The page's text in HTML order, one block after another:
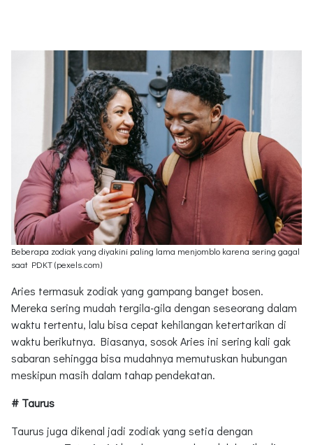
Beberapa zodiak yang diyakini paling lama menjomblo karena sering gagal
saat PDKT (pexels.com)
Aries termasuk zodiak yang gampang banget bosen.
Mereka sering mudah tergila-gila dengan seseorang dalam
waktu tertentu, lalu bisa cepat kehilangan ketertarikan di
waktu berikutnya. Biasanya, sosok Aries ini sering kali gak
sabaran sehingga bisa mudahnya memutuskan hubungan
meskipun masih dalam tahap pendekatan.
# Taurus
Taurus juga dikenal jadi zodiak yang setia dengan